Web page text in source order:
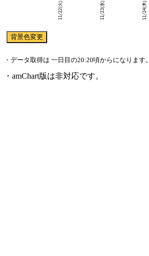
・データ取得は 一日目の20:20頃からになります。
・amChart版は非対応です。